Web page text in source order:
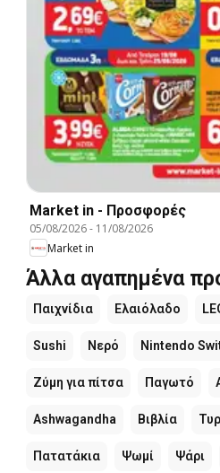
Market in - Προσφορές
05/08/2026- 11/08/2026
Market in
Άλλα αγαπημένα
Παιχνίδια Ελαιόλαδο
Sushi Νερό Nintendo
Ζύμη για πίτσα Παγωτό
Ashwagandha Βιβλία
Πατατάκια Ψωμί Ψάρι